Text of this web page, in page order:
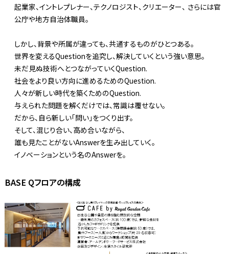
起業家、イントレプレナー、テクノロジスト、クリエーター、 さらには官
公庁や地方自治体職員。
しかし、背景や所属が違っても、共通するものがひとつある。
世界を変えるQuestionを追究し、解決していくという強い意思。
未だ見ぬ技術へとつながっていくQuestion.
社会をより良い方向に進めるためのQuestion.
人々が新しい時代を築くためのQuestion.
与えられた問題を解くだけでは、常識は覆せない。
だから、自ら新しい「問い」をつくり出す。
そして、混じり合い、高め合いながら、
誰も見たことがないAnswerを生み出していく。
イノベーションという名のAnswerを。
BASE Qフロアの構成